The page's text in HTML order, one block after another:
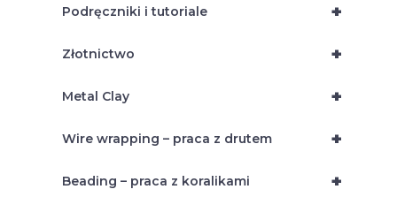
+
Podręczniki i tutoriale
+
Złotnictwo
+
Metal Clay
+
Wire wrapping – praca z drutem
+
Beading – praca z koralikami